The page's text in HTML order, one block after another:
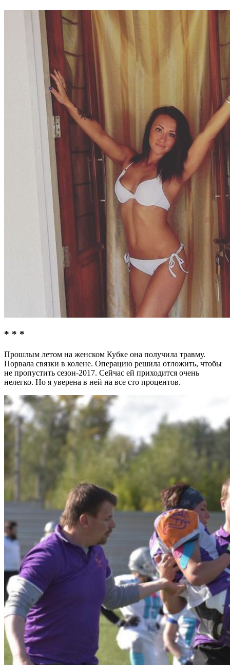
* * *
Прошлым летом на женском Кубке она получила травму.
Порвала связки в колене. Операцию решила отложить, чтобы
не пропустить сезон-2017. Сейчас ей приходится очень
нелегко. Но я уверена в ней на все сто процентов.